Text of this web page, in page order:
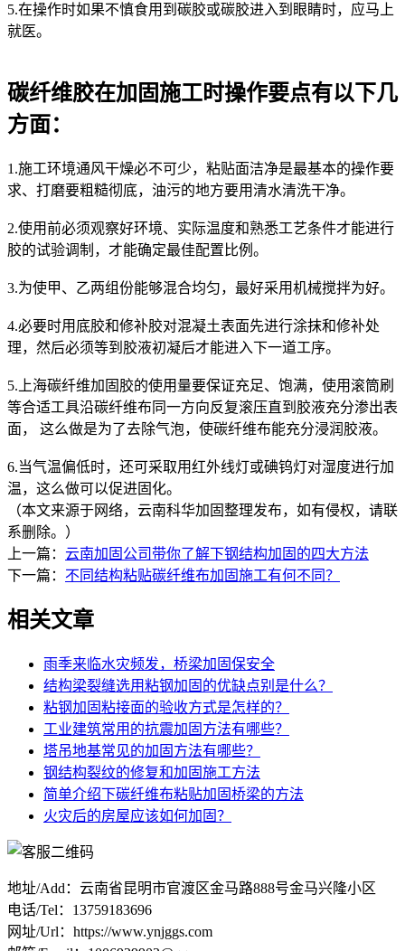
5.在操作时如果不慎食用到碳胶或碳胶进入到眼睛时，应马上
就医。
碳纤维胶在加固施工时操作要点有以下几
方面：
1.施工环境通风干燥必不可少，粘贴面洁净是最基本的操作要
求、打磨要粗糙彻底，油污的地方要用清水清洗干净。
2.使用前必须观察好环境、实际温度和熟悉工艺条件才能进行
胶的试验调制，才能确定最佳配置比例。
3.为使甲、乙两组份能够混合均匀，最好采用机械搅拌为好。
4.必要时用底胶和修补胶对混凝土表面先进行涂抹和修补处
理，然后必须等到胶液初凝后才能进入下一道工序。
5.上海碳纤维加固胶的使用量要保证充足、饱满，使用滚筒刷
等合适工具沿碳纤维布同一方向反复滚压直到胶液充分渗出表
面， 这么做是为了去除气泡，使碳纤维布能充分浸润胶液。
6.当气温偏低时，还可采取用红外线灯或碘钨灯对湿度进行加
温，这么做可以促进固化。
（本文来源于网络，云南科华加固整理发布，如有侵权，请联
系删除。）
上一篇： 云南加固公司带你了解下钢结构加固的四大方法
下一篇： 不同结构粘贴碳纤维布加固施工有何不同？
相关文章
雨季来临水灾频发，桥梁加固保安全
结构梁裂缝选用粘钢加固的优缺点别是什么？
粘钢加固粘接面的验收方式是怎样的？
工业建筑常用的抗震加固方法有哪些？
塔吊地基常见的加固方法有哪些？
钢结构裂纹的修复和加固施工方法
简单介绍下碳纤维布粘贴加固桥梁的方法
火灾后的房屋应该如何加固？
地址/Add：云南省昆明市官渡区金马路888号金马兴隆小区
电话/Tel：13759183696
网址/Url：https://www.ynjggs.com